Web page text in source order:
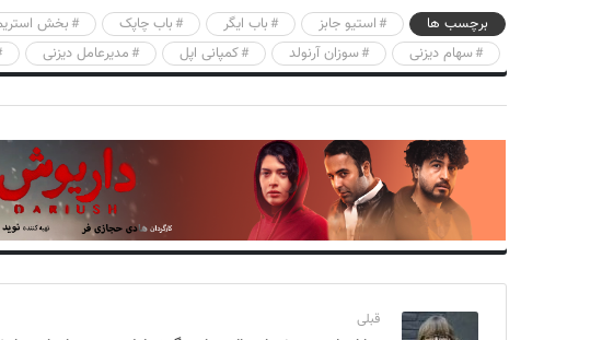
برچسب ها
استیو جابز باب ایگر باب چاپک بخش
سهام دیزنی
سوزان آرنولد کمپانی اپل مدیرعامل دیزنی
قبلی